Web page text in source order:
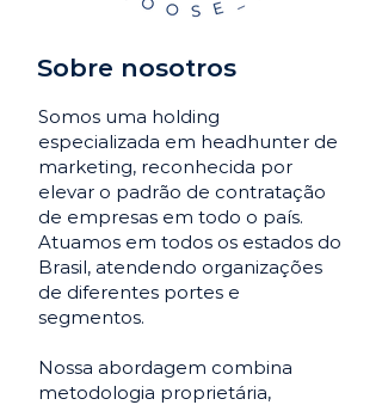
Sobre nosotros
Somos uma holding
especializada em headhunter de
marketing, reconhecida por
elevar o padrão de contratação
de empresas em todo o país.
Atuamos em todos os estados do
Brasil, atendendo organizações
de diferentes portes e
segmentos.
Nossa abordagem combina
metodologia proprietária,